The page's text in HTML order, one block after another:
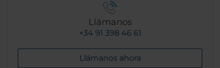
Llámanos
+34 91 398 46 61
Llámanos ahora